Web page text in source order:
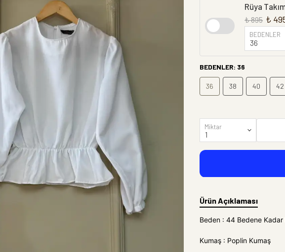
Rüya
₺ 895 ₺
BEDENLER
BEDENLER: 36
36 38 40 42
Miktar
Ürün Açıklaması
Beden : 44 Bedene
Kumaş : Poplin Kumaş